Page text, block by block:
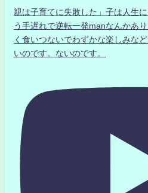
親は子育てに失敗した」子は人生
う手遅れで逆転一発manなんかあ
く食いつないでわずかな楽しみな
いのです。ないのです。